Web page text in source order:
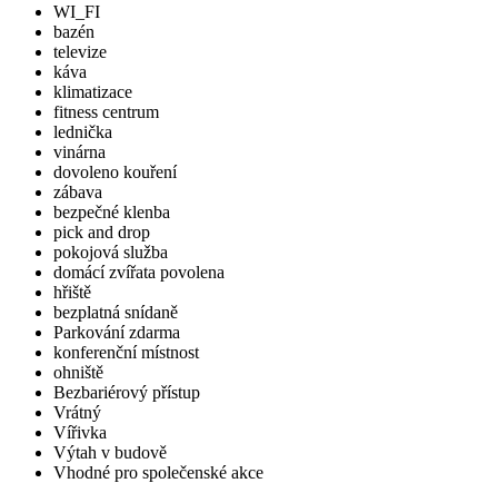
WI_FI
bazén
televize
káva
klimatizace
fitness centrum
lednička
vinárna
dovoleno kouření
zábava
bezpečné klenba
pick and drop
pokojová služba
domácí zvířata povolena
hřiště
bezplatná snídaně
Parkování zdarma
konferenční místnost
ohniště
Bezbariérový přístup
Vrátný
Vířivka
Výtah v budově
Vhodné pro společenské akce